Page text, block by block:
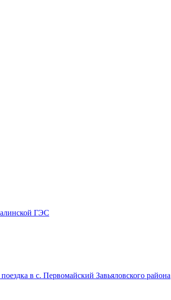
ГЭС
поездка в с. Первомайский Завьяловского района